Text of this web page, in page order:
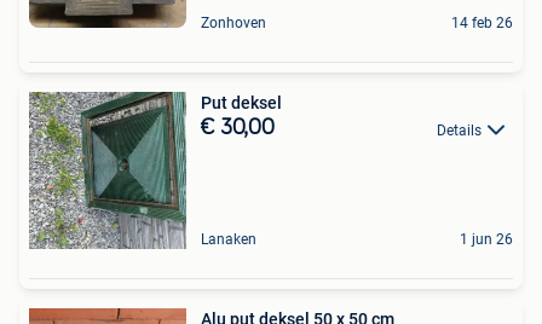
Zonhoven 14 feb 26
Put deksel
€ 30,00 Details
Lanaken 1 jun 26
Alu put deksel 50 x 50 cm